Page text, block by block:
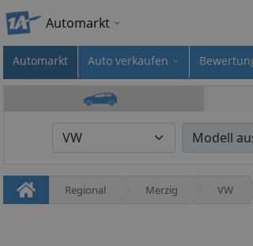
Automarkt
Automarkt Auto verkaufen
Regional Merzig VW